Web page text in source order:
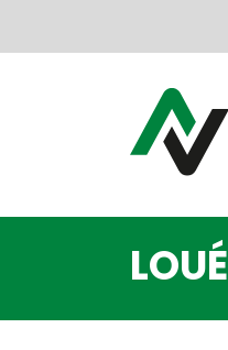
LOUÉ